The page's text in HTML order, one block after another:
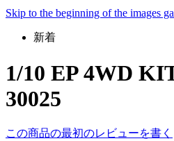
Skip to the beginning of the images
新着
1/10 EP 4WD
30025
この商品の最初のレビューを書く